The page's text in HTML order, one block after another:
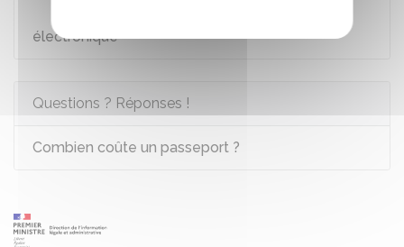
électronique
Questions ? Réponses !
Combien coûte un passeport ?